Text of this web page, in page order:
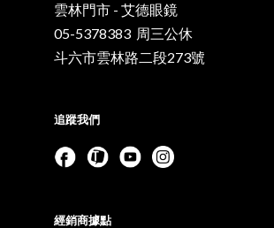
雲林門市 - 艾德眼鏡
05-5378383 周三公休
斗六市雲林路二段273號
追蹤我們
經銷商據點